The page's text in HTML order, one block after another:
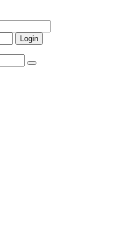
Login